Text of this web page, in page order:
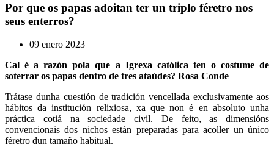
Por que os papas adoitan ter un triplo féretro nos
seus enterros?
09 enero 2023
Cal é a razón pola que a Igrexa católica ten o costume de
soterrar os papas dentro de tres ataúdes? Rosa Conde
Trátase dunha cuestión de tradición vencellada exclusivamente aos
hábitos da institución relixiosa, xa que non é en absoluto unha
práctica cotiá na sociedade civil. De feito, as dimensións
convencionais dos nichos están preparadas para acoller un único
féretro dun tamaño habitual.